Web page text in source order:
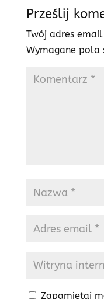
Prześlij
Twój adres
Wymagane pola
Zapamiętaj